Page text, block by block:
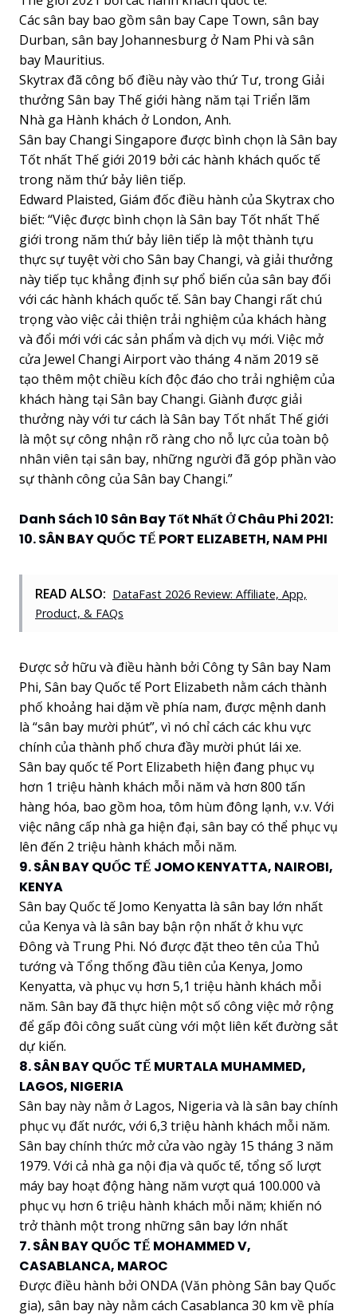
Các sân bay bao gồm sân bay Cape Town, sân bay
Durban, sân bay Johannesburg ở Nam Phi và sân
bay Mauritius.
Skytrax đã công bố điều này vào thứ Tư, trong Giải
thưởng Sân bay Thế giới hàng năm tại Triển lãm
Nhà ga Hành khách ở London, Anh.
Sân bay Changi Singapore được bình chọn là Sân bay
Tốt nhất Thế giới 2019 bởi các hành khách quốc tế
trong năm thứ bảy liên tiếp.
Edward Plaisted, Giám đốc điều hành của Skytrax cho
biết: “Việc được bình chọn là Sân bay Tốt nhất Thế
giới trong năm thứ bảy liên tiếp là một thành tựu
thực sự tuyệt vời cho Sân bay Changi, và giải thưởng
này tiếp tục khẳng định sự phổ biến của sân bay đối
với các hành khách quốc tế. Sân bay Changi rất chú
trọng vào việc cải thiện trải nghiệm của khách hàng
và đổi mới với các sản phẩm và dịch vụ mới. Việc mở
cửa Jewel Changi Airport vào tháng 4 năm 2019 sẽ
tạo thêm một chiều kích độc đáo cho trải nghiệm của
khách hàng tại Sân bay Changi. Giành được giải
thưởng này với tư cách là Sân bay Tốt nhất Thế giới
là một sự công nhận rõ ràng cho nỗ lực của toàn bộ
nhân viên tại sân bay, những người đã góp phần vào
sự thành công của Sân bay Changi.”
Danh Sách 10 Sân Bay Tốt Nhất Ở Châu Phi 2021:
10. SÂN BAY QUỐC TẾ PORT ELIZABETH, NAM PHI
READ ALSO: DataFast 2026 Review: Affiliate, App,
Product, & FAQs
Được sở hữu và điều hành bởi Công ty Sân bay Nam
Phi, Sân bay Quốc tế Port Elizabeth nằm cách thành
phố khoảng hai dặm về phía nam, được mệnh danh
là “sân bay mười phút”, vì nó chỉ cách các khu vực
chính của thành phố chưa đầy mười phút lái xe.
Sân bay quốc tế Port Elizabeth hiện đang phục vụ
hơn 1 triệu hành khách mỗi năm và hơn 800 tấn
hàng hóa, bao gồm hoa, tôm hùm đông lạnh, v.v. Với
việc nâng cấp nhà ga hiện đại, sân bay có thể phục vụ
lên đến 2 triệu hành khách mỗi năm.
9. SÂN BAY QUỐC TẾ JOMO KENYATTA, NAIROBI,
KENYA
Sân bay Quốc tế Jomo Kenyatta là sân bay lớn nhất
của Kenya và là sân bay bận rộn nhất ở khu vực
Đông và Trung Phi. Nó được đặt theo tên của Thủ
tướng và Tổng thống đầu tiên của Kenya, Jomo
Kenyatta, và phục vụ hơn 5,1 triệu hành khách mỗi
năm. Sân bay đã thực hiện một số công việc mở rộng
để gấp đôi công suất cùng với một liên kết đường sắt
dự kiến.
8. SÂN BAY QUỐC TẾ MURTALA MUHAMMED,
LAGOS, NIGERIA
Sân bay này nằm ở Lagos, Nigeria và là sân bay chính
phục vụ đất nước, với 6,3 triệu hành khách mỗi năm.
Sân bay chính thức mở cửa vào ngày 15 tháng 3 năm
1979. Với cả nhà ga nội địa và quốc tế, tổng số lượt
máy bay hoạt động hàng năm vượt quá 100.000 và
phục vụ hơn 6 triệu hành khách mỗi năm; khiến nó
trở thành một trong những sân bay lớn nhất
7. SÂN BAY QUỐC TẾ MOHAMMED V,
CASABLANCA, MAROC
Được điều hành bởi ONDA (Văn phòng Sân bay Quốc
gia), sân bay này nằm cách Casablanca 30 km về phía